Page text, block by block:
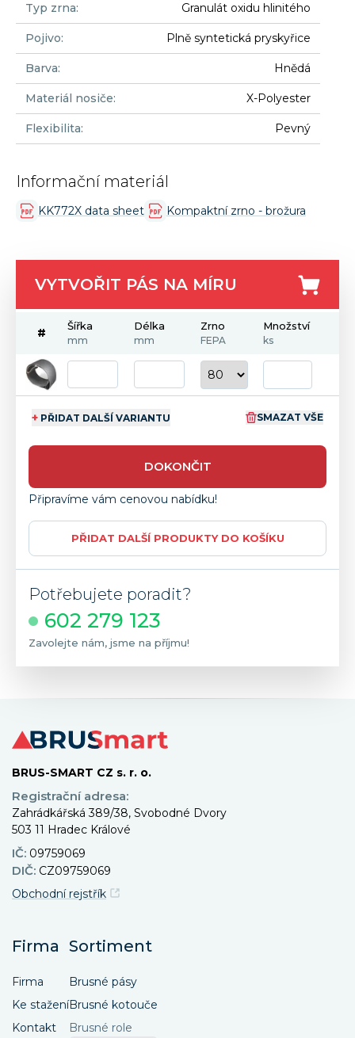
Typ zrna: Granulát oxidu hlinitého
Pojivo: Plně syntetická pryskyřice
Barva: Hnědá
Materiál nosiče: X-Polyester
Flexibilita: Pevný
Informační materiál
KK772X data sheet Kompaktní zrno - brožura
VYTVOŘIT PÁS NA MÍRU
# Šířka
mm
Délka
mm
Zrno
FEPA
Množství
ks
+ PŘIDAT DALŠÍ VARIANTU SMAZAT VŠE
DOKONČIT
Připravíme vám cenovou nabídku!
PŘIDAT DALŠÍ PRODUKTY DO KOŠÍKU
Potřebujete poradit?
602 279 123
Zavolejte nám, jsme na příjmu!
BRUS-SMART CZ s. r. o.
Registrační adresa:
Zahrádkářská 389/38, Svobodné Dvory
503 11 Hradec Králové
IČ: 09759069
DIČ: CZ09759069
Obchodní rejstřík
Firma
Firma
Ke stažení
Kontakt
Sortiment
Brusné pásy
Brusné kotouče
Brusné role